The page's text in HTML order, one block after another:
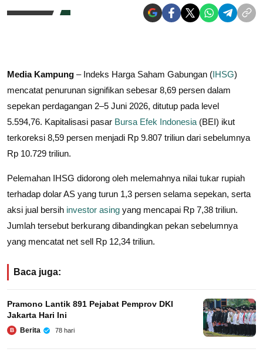
Media Kampung – Indeks Harga Saham Gabungan (IHSG)
mencatat penurunan signifikan sebesar 8,69 persen dalam
sepekan perdagangan 2–5 Juni 2026, ditutup pada level
5.594,76. Kapitalisasi pasar Bursa Efek Indonesia (BEI) ikut
terkoreksi 8,59 persen menjadi Rp 9.807 triliun dari sebelumnya
Rp 10.729 triliun.
Pelemahan IHSG didorong oleh melemahnya nilai tukar rupiah
terhadap dolar AS yang turun 1,3 persen selama sepekan, serta
aksi jual bersih investor asing yang mencapai Rp 7,38 triliun.
Jumlah tersebut berkurang dibandingkan pekan sebelumnya
yang mencatat net sell Rp 12,34 triliun.
Baca juga:
Pramono Lantik 891 Pejabat Pemprov DKI
Jakarta Hari Ini
B Berita 78 hari